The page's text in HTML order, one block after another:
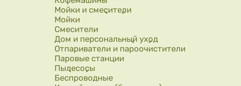
Мойки и смесители
Мойки
Смесители
Дом и персональный уход
Отпариватели и пароочистители
Паровые станции
Пылесосы
Беспроводные